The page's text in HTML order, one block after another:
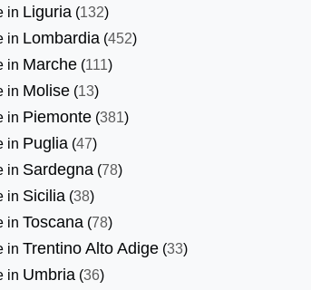
in Liguria (132)
in Lombardia (452)
in Marche (111)
in Molise (13)
in Piemonte (381)
in Puglia (47)
in Sardegna (78)
in Sicilia (38)
in Toscana (78)
in Trentino Alto Adige (33)
in Umbria (36)